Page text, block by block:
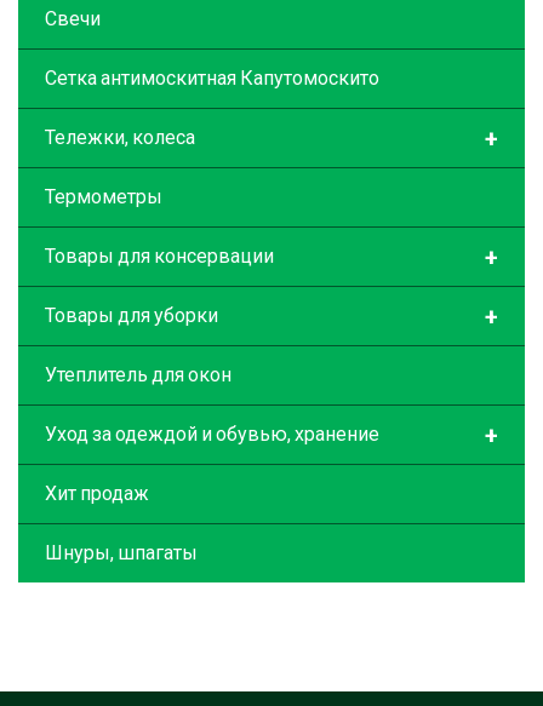
Свечи
Сетка антимоскитная Капутомоскито
+
Тележки, колеса
Термометры
+
Товары для консервации
+
Товары для уборки
Утеплитель для окон
+
Уход за одеждой и обувью, хранение
Хит продаж
Шнуры, шпагаты